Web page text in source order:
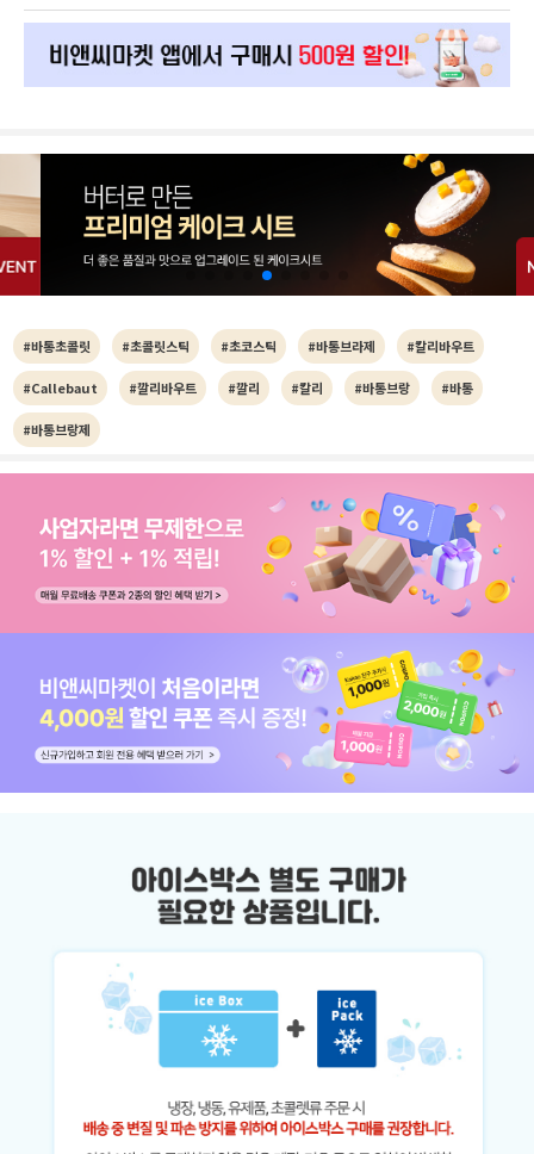
#바통초콜릿 #초콜릿스틱 #초코스틱 #바통브라제 #칼리바우트
#Callebaut #깔리바우트 #깔리 #칼리 #바통브랑 #바통
#바통브랑제